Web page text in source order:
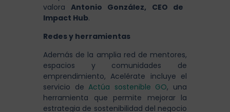
valoraAntonio González, CEO de
Impact Hub.
Redes y herramientas
Además de la amplia red de mentores,
espacios y comunidades de
emprendimiento, Acelérate incluye el
servicio deActúa sostenible GO, una
herramienta que permite mejorar la
estrategia de sostenibilidad del negocio